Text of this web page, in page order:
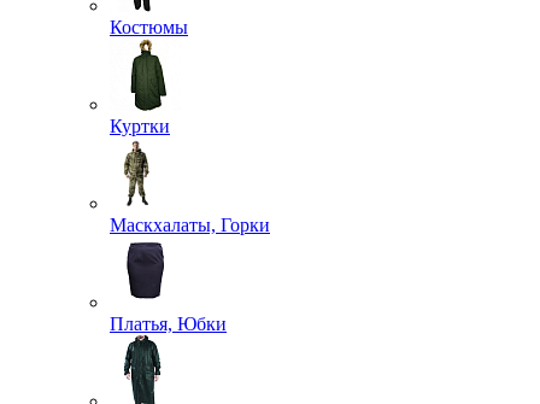
Костюмы
Куртки
Маскхалаты, Горки
Платья, Юбки